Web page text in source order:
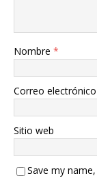
Nombre *
Correo electrónico
Sitio web
Save my